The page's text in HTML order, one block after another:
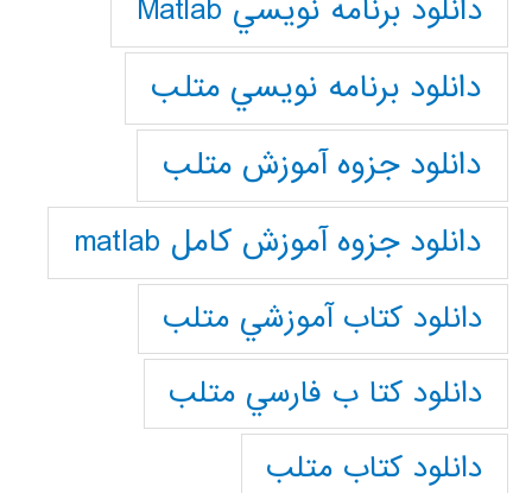
دانلود برنامه نويسي Matlab
دانلود برنامه نويسي متلب
دانلود جزوه آموزش متلب
دانلود جزوه آموزش کامل matlab
دانلود كتاب آموزشي متلب
دانلود كتا ب فارسي متلب
دانلود كتاب متلب